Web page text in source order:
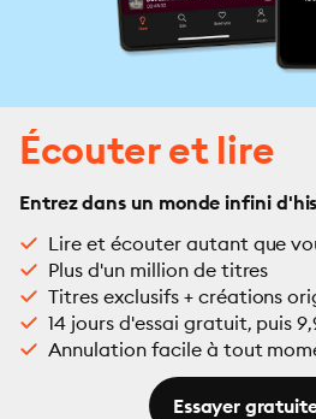
Écouter et lire
Entrez dans un monde infini
Lire et écouter autant que
Plus d'un million de titres
Titres exclusifs + créations
14 jours d'essai gratuit, puis
Annulation facile à tout
Essayer